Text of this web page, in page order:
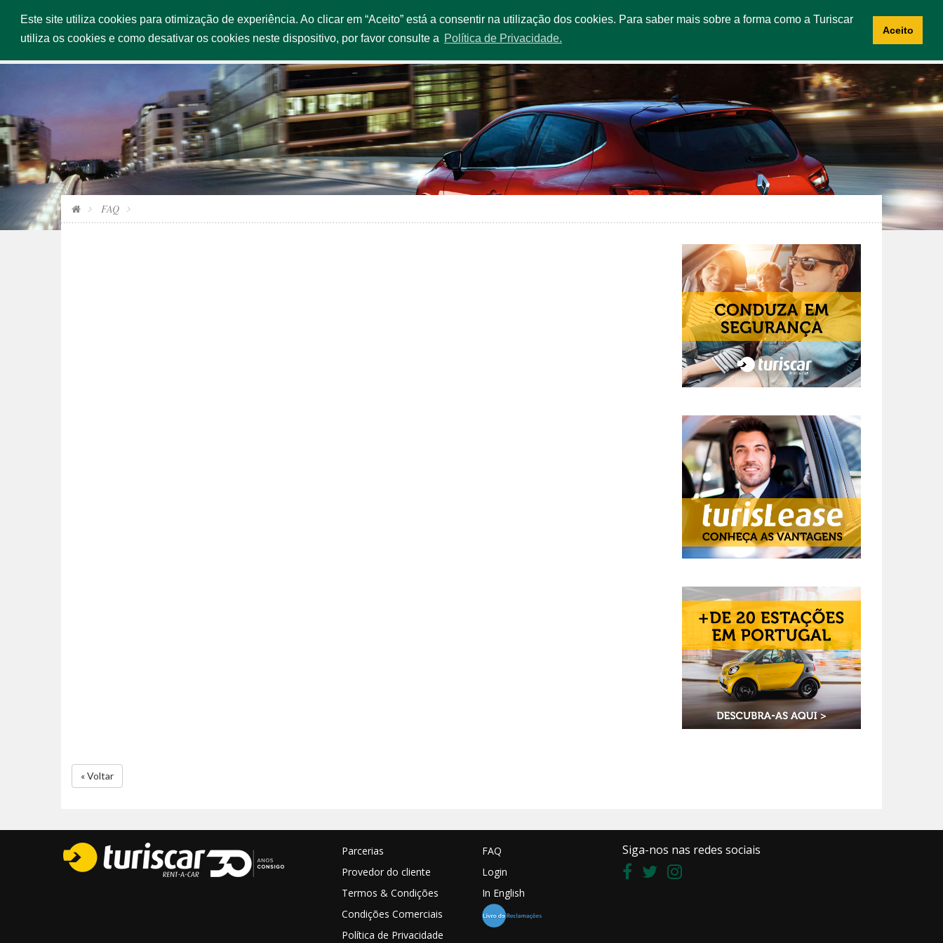
Este site utiliza cookies para otimização de experiência. Ao clicar em “Aceito” está a consentir na utilização dos cookies. Para saber mais sobre a forma como a Turiscar
utiliza os cookies e como desativar os cookies neste dispositivo, por favor consulte a Política de Privacidade.
Aceito
INÍCIO ESTAÇÕES
FAQ
« Voltar
Parcerias
Provedor do cliente
Termos & Condições
Condições Comerciais
Política de Privacidade
FAQ
Login
In English
Siga-nos nas redes sociais